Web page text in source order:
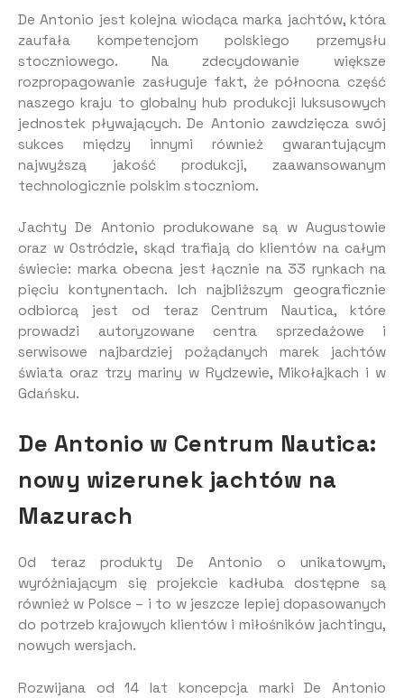
De Antonio jest kolejna wiodąca marka jachtów, która
zaufała kompetencjom polskiego przemysłu
stoczniowego. Na zdecydowanie większe
rozpropagowanie zasługuje fakt, że północna część
naszego kraju to globalny hub produkcji luksusowych
jednostek pływających. De Antonio zawdzięcza swój
sukces między innymi również gwarantującym
najwyższą jakość produkcji, zaawansowanym
technologicznie polskim stoczniom.
Jachty De Antonio produkowane są w Augustowie
oraz w Ostródzie, skąd trafiają do klientów na całym
świecie: marka obecna jest łącznie na 33 rynkach na
pięciu kontynentach. Ich najbliższym geograficznie
odbiorcą jest od teraz Centrum Nautica, które
prowadzi autoryzowane centra sprzedażowe i
serwisowe najbardziej pożądanych marek jachtów
świata oraz trzy mariny w Rydzewie, Mikołajkach i w
Gdańsku.
De Antonio w Centrum Nautica:
nowy wizerunek jachtów na
Mazurach
Od teraz produkty De Antonio o unikatowym,
wyróżniającym się projekcie kadłuba dostępne są
również w Polsce – i to w jeszcze lepiej dopasowanych
do potrzeb krajowych klientów i miłośników jachtingu,
nowych wersjach.
Rozwijana od 14 lat koncepcja marki De Antonio